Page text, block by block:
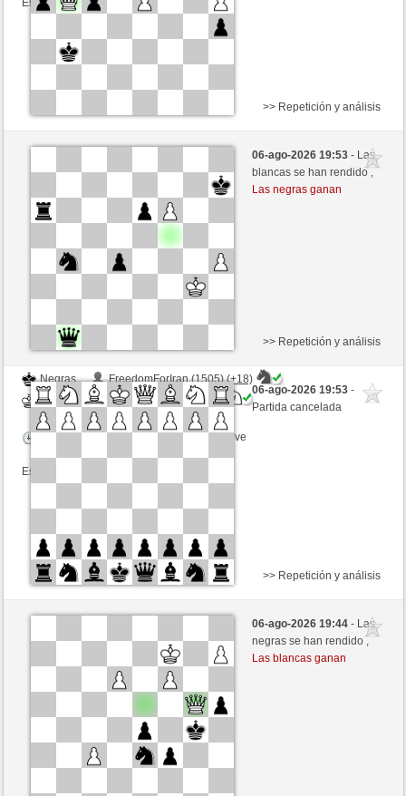
Esta partida es por puntos
Blancas
FreedomForIran (1523) (+16)
Tiempo: 2 minutes/side + 0 seconds/move
>> Repetición y análisis
06-ago-2026 19:53- Las
blancas se han rendido ,
Las negras ganan
Negras
FreedomForIran (1505) (+18)
Blancas
mikisneki1 (1544) (-18)
Tiempo: 2 minutes/side + 0 seconds/move
Esta partida es por puntos
>> Repetición y análisis
06-ago-2026 19:53-
Partida cancelada
Blancas
gDSDiez (1684)
Tiempo: 2 minutes/side + 0 seconds/move
>> Repetición y análisis
06-ago-2026 19:44- Las
negras se han rendido ,
Las blancas ganan